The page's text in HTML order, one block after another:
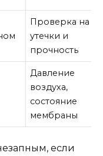
Проверка на
утечки и
прочность
Давление
воздуха,
состояние
мембраны
если